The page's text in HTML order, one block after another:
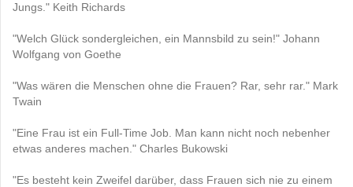
Jungs." Keith Richards
"Welch Glück sondergleichen, ein Mannsbild zu sein!" Johann
Wolfgang von Goethe
"Was wären die Menschen ohne die Frauen? Rar, sehr rar." Mark
Twain
"Eine Frau ist ein Full-Time Job. Man kann nicht noch nebenher
etwas anderes machen." Charles Bukowski
"Es besteht kein Zweifel darüber, dass Frauen sich nie zu einem